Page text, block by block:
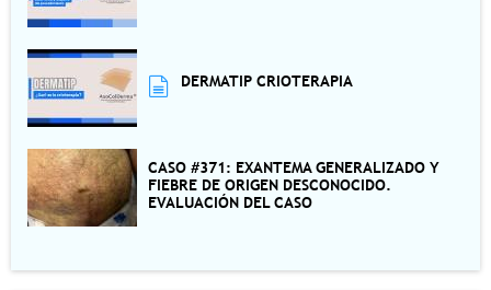
DERMATIP CRIOTERAPIA
CASO #371: EXANTEMA GENERALIZADO Y
FIEBRE DE ORIGEN DESCONOCIDO.
EVALUACIÓN DEL CASO